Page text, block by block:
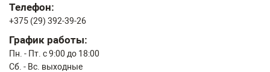
Телефон:
+375 (29) 392-39-26
График работы:
Пн. - Пт. с 9:00 до 18:00
Сб. - Вс. выходные